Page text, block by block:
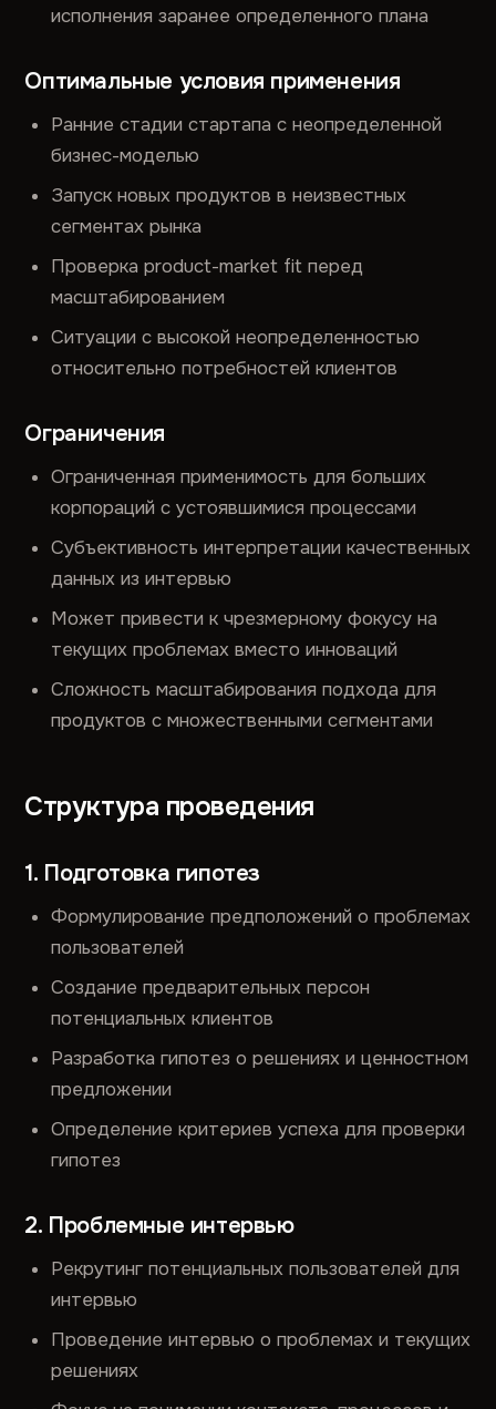
исполнения заранее определенного плана
Оптимальные условия применения
Ранние стадии стартапа с неопределенной
бизнес-моделью
Запуск новых продуктов в неизвестных
сегментах рынка
Проверка product-market fit перед
масштабированием
Ситуации с высокой неопределенностью
относительно потребностей клиентов
Ограничения
Ограниченная применимость для больших
корпораций с устоявшимися процессами
Субъективность интерпретации качественных
данных из интервью
Может привести к чрезмерному фокусу на
текущих проблемах вместо инноваций
Сложность масштабирования подхода для
продуктов с множественными сегментами
Структура проведения
1. Подготовка гипотез
Формулирование предположений о проблемах
пользователей
Создание предварительных персон
потенциальных клиентов
Разработка гипотез о решениях и ценностном
предложении
Определение критериев успеха для проверки
гипотез
2. Проблемные интервью
Рекрутинг потенциальных пользователей для
интервью
Проведение интервью о проблемах и текущих
решениях